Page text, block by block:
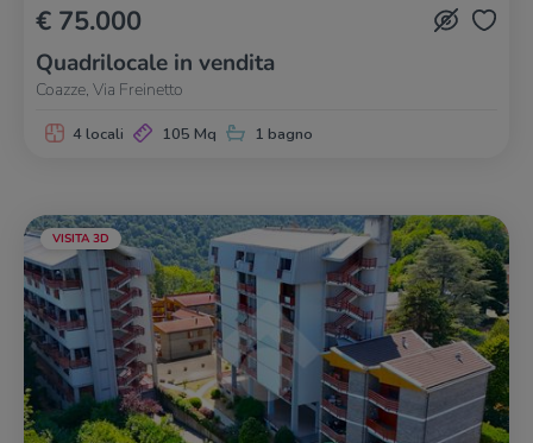
€ 75.000
Quadrilocale in vendita
Coazze, Via Freinetto
4 locali 105 Mq 1 bagno
VISITA 3D